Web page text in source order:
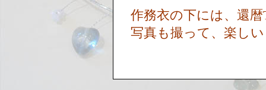
作務衣の下には、還
写真も撮って、楽し